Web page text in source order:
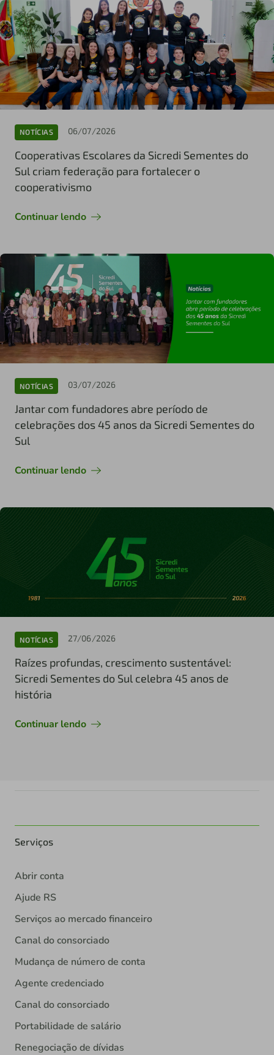
NOTÍCIAS 06/07/2026
Cooperativas Escolares da Sicredi Sementes do
Sul criam federação para fortalecer o
cooperativismo
Continuar lendo
NOTÍCIAS 03/07/2026
Jantar com fundadores abre período de
celebrações dos 45 anos da Sicredi Sementes do
Sul
Continuar lendo
NOTÍCIAS 27/06/2026
Raízes profundas, crescimento sustentável:
Sicredi Sementes do Sul celebra 45 anos de
história
Continuar lendo
Serviços
Abrir conta
Ajude RS
Serviços ao mercado financeiro
Canal do consorciado
Mudança de número de conta
Agente credenciado
Canal do consorciado
Portabilidade de salário
Renegociação de dívidas